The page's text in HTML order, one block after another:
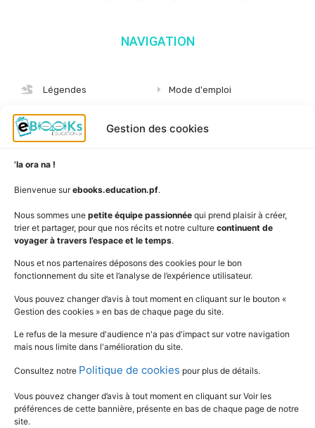
Gestion des cookies
’Ia ora na !
Bienvenue surebooks.education.pf.
Nous sommes une petite équipe passionnée qui prend plaisir à créer,
trier et partager, pour que nos récits et notre culture continuent de
voyager à travers l’espace et le temps.
Nous et nos partenaires déposons des cookies pour le bon
fonctionnement du site et l’analyse de l’expérience utilisateur.
Vous pouvez changer d’avis à tout moment en cliquant sur le bouton «
Gestion des cookies » en bas de chaque page du site.
Le refus de la mesure d'audience n'a pas d'impact sur votre navigation
mais nous limite dans l'amélioration du site.
Consultez notre Politique de cookies pour plus de détails.
Vous pouvez changer d’avis à tout moment en cliquant sur Voir les
préférences de cette bannière, présente en bas de chaque page de notre
site.
NAVIGATION
Légendes
Albums
Langues
Niveaux
AudioBooks
Outils
Vidéos
Mode d'emploi
Mentions légales
www.education.pf
SUIVEZ L'ACTUALITÉ DE L'ÉDUCATION